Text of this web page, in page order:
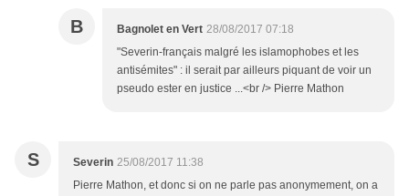
B Bagnolet en Vert 28/08/2017 07:18
"Severin-français malgré les islamophobes et les
antisémites" : il serait par ailleurs piquant de voir un
pseudo ester en justice ...<br /> Pierre Mathon
S Severin 25/08/2017 11:38
Pierre Mathon, et donc si on ne parle pas anonymement, on a